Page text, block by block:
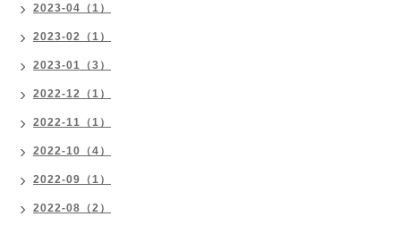
2023-04（1）
2023-02（1）
2023-01（3）
2022-12（1）
2022-11（1）
2022-10（4）
2022-09（1）
2022-08（2）